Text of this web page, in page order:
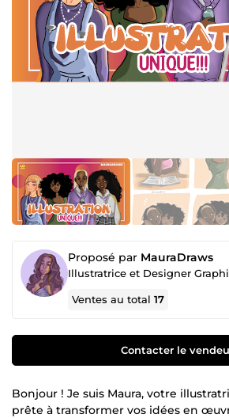
Proposé par MauraDraws
Illustratrice et Designer
Ventes au total17
Contacter le
Bonjour ! Je suis Maura, votre
prête à transformer vos idées en